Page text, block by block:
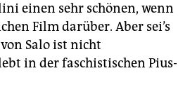
einen sehr schönen, wenn
Film darüber. Aber sei’s
Salo ist nicht
in der faschistischen Pius-